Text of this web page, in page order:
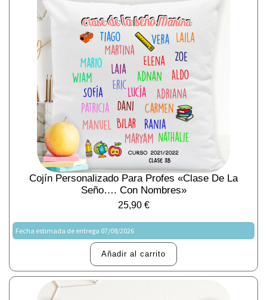
Cojín Personalizado Para Profes «Clase De La
Seño…. Con Nombres»
25,90 €
Fecha estimada de entrega 07/08/2026
Añadir al carrito